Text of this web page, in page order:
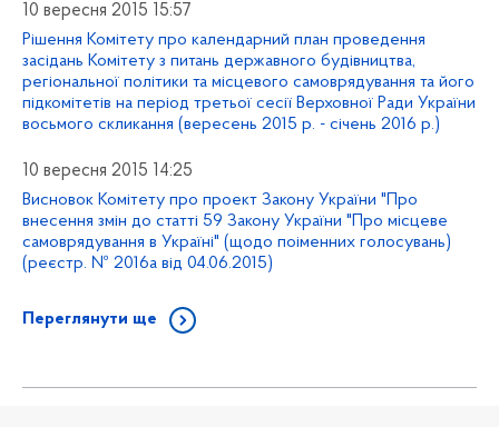
10 вересня 2015 15:57
Рішення Комітету про календарний план проведення
засідань Комітету з питань державного будівництва,
регіональної політики та місцевого самоврядування та його
підкомітетів на період третьої сесії Верховної Ради України
восьмого скликання (вересень 2015 р. - січень 2016 р.)
10 вересня 2015 14:25
Висновок Комітету про проект Закону України "Про
внесення змін до статті 59 Закону України "Про місцеве
самоврядування в Україні" (щодо поіменних голосувань)
(реєстр. № 2016а від 04.06.2015)
Переглянути ще